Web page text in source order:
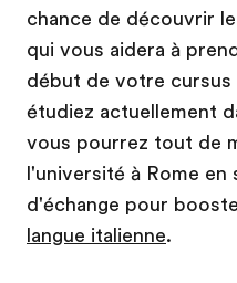
chance de découvrir
qui vous aidera à
début de votre cursus
étudiez actuellement
vous pourrez tout de
l'université à Rome
d'échange pour
langue italienne.